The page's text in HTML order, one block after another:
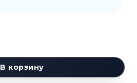
В корзину